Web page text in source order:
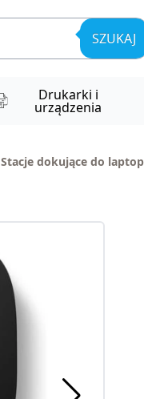
SZUKAJ
Drukarki i
urządzenia
Stacje dokujące do